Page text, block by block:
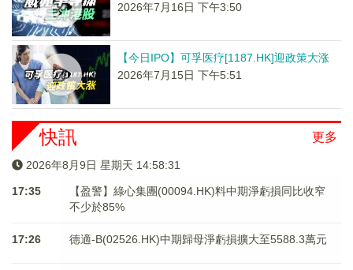
2026年7月16日 下午3:50
【今日IPO】可孚医疗[1187.HK]迎政策大涨
2026年7月15日 下午5:51
更多
快訊
2026年8月9日 星期天 14:58:32
17:35
【盈警】綠心集團(00094.HK)料中期淨虧損同比收窄
不少於85%
17:26 德適-B(02526.HK)中期歸母淨虧損擴大至5588.3萬元